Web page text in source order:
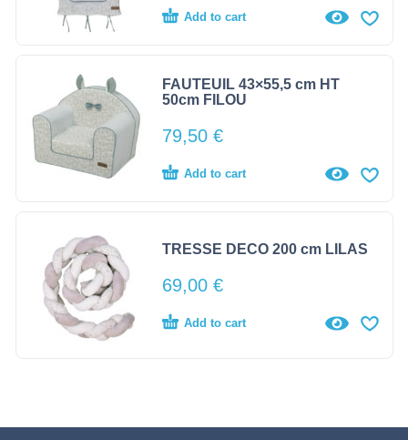
Add to cart
FAUTEUIL 43×55,5 cm HT
50cm FILOU
79,50 €
Add to cart
TRESSE DECO 200 cm LILAS
69,00 €
Add to cart